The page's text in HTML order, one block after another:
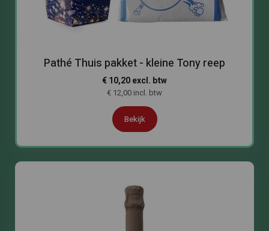
Pathé Thuis pakket - kleine Tony reep
€ 10,20 excl. btw
€ 12,00 incl. btw
Bekijk